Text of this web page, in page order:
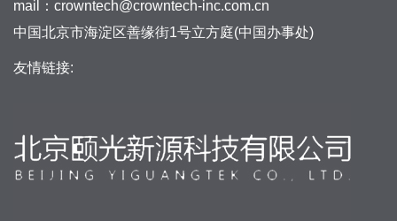
mail：crowntech@crowntech-inc.com.cn
中国北京市海淀区善缘街1号立方庭(中国办事处)
友情链接: